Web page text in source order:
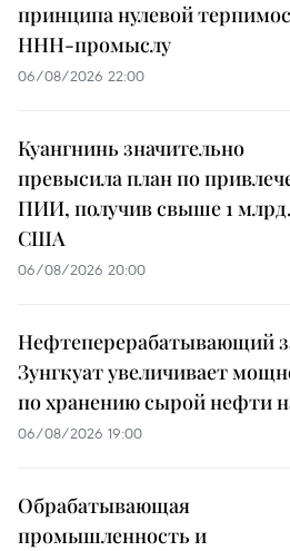
принципа нулевой
ННН-промыслу
06/08/2026 22:00
Куангнинь значительно
превысила план по
ПИИ, получив свыше 1
США
06/08/2026 20:00
Нефтеперерабатывающий
Зунгкуат увеличивает
по хранению сырой нефти
06/08/2026 19:00
Обрабатывающая
промышленность и